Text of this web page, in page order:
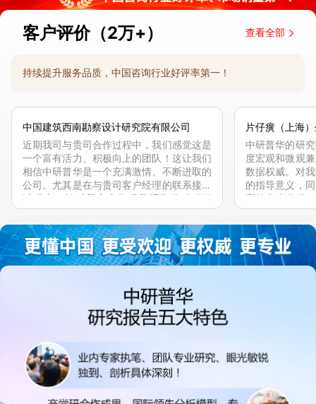
客户评价（2万+） 查看全部
持续提升服务品质，中国咨询行业好评率第一！
中国建筑西南勘察设计研究院有限公司
近期我司与贵司合作过程中，我们感觉这是
一个富有活力、积极向上的团队！这让我们
相信中研普华是一个充满激情、不断进取的
公司。尤其是在与贵司客户经理的联系接洽
过程中，针对我方合作项目报告的种种细
节，及时细致缜密地协助与项目部沟通、探
讨和完善...
片仔癀（上海
中研普华的研
度宏观和微观
数据权威。对
的指导意义，
高的参考价值
体化”服务和行
司继续...